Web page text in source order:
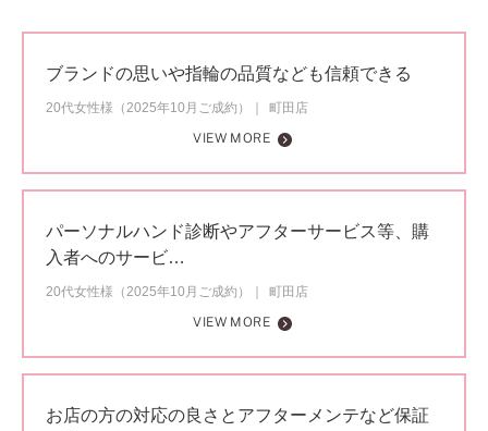
ブランドの思いや指輪の品質なども信頼できる
20代女性様（2025年10月ご成約）
町田店
VIEW MORE
パーソナルハンド診断やアフターサービス等、購
入者へのサービ…
20代女性様（2025年10月ご成約）
町田店
VIEW MORE
お店の方の対応の良さとアフターメンテなど保証